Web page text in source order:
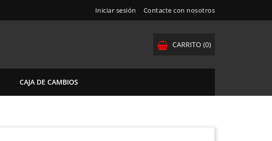
Iniciar sesión Contacte con nosotros
CARRITO (0)
CAJA DE CAMBIOS